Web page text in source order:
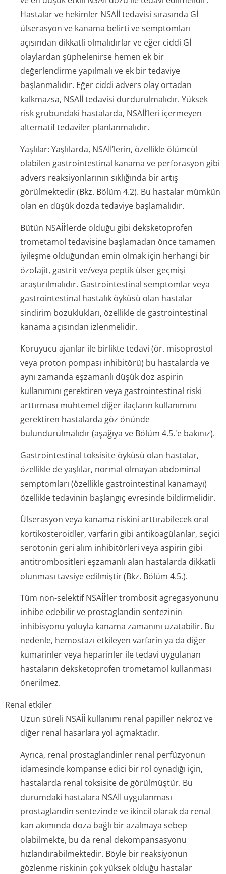
Hastalar ve hekimler NSAİİ tedavisi sırasında Gİ
ülserasyon ve kanama belirti ve semptomları
açısından dikkatli olmalıdırlar ve eğer ciddi Gİ
olaylardan şüphelenirse hemen ek bir
değerlendirme yapılmalı ve ek bir tedaviye
başlanmalıdır. Eğer ciddi advers olay ortadan
kalkmazsa, NSAİİ tedavisi durdurulmalıdır. Yüksek
risk grubundaki hastalarda, NSAİİ’leri içermeyen
alternatif tedaviler planlanmalıdır.
Yaşlılar: Yaşlılarda, NSAİİ’lerin, özellikle ölümcül
olabilen gastrointestinal kanama ve perforasyon gibi
advers reaksiyonlarının sıklığında bir artış
görülmektedir (Bkz. Bölüm 4.2). Bu hastalar mümkün
olan en düşük dozda tedaviye başlamalıdır.
Bütün NSAİİ’lerde olduğu gibi deksketoprofen
trometamol tedavisine başlamadan önce tamamen
iyileşme olduğundan emin olmak için herhangi bir
özofajit, gastrit ve/veya peptik ülser geçmişi
araştırılmalıdır. Gastrointestinal semptomlar veya
gastrointestinal hastalık öyküsü olan hastalar
sindirim bozuklukları, özellikle de gastrointestinal
kanama açısından izlenmelidir.
Koruyucu ajanlar ile birlikte tedavi (ör. misoprostol
veya proton pompası inhibitörü) bu hastalarda ve
aynı zamanda eşzamanlı düşük doz aspirin
kullanımını gerektiren veya gastrointestinal riski
arttırması muhtemel diğer ilaçların kullanımını
gerektiren hastalarda göz önünde
bulundurulmalıdır (aşağıya ve Bölüm 4.5.'e bakınız).
Gastrointestinal toksisite öyküsü olan hastalar,
özellikle de yaşlılar, normal olmayan abdominal
semptomları (özellikle gastrointestinal kanamayı)
özellikle tedavinin başlangıç evresinde bildirmelidir.
Ülserasyon veya kanama riskini arttırabilecek oral
kortikosteroidler, varfarin gibi antikoagülanlar, seçici
serotonin geri alım inhibitörleri veya aspirin gibi
antitrombositleri eşzamanlı alan hastalarda dikkatli
olunması tavsiye edilmiştir (Bkz. Bölüm 4.5.).
Tüm non-selektif NSAİİ’ler trombosit agregasyonunu
inhibe edebilir ve prostaglandin sentezinin
inhibisyonu yoluyla kanama zamanını uzatabilir. Bu
nedenle, hemostazı etkileyen varfarin ya da diğer
kumarinler veya heparinler ile tedavi uygulanan
hastaların deksketoprofen trometamol kullanması
önerilmez.
Renal etkiler
Uzun süreli NSAİİ kullanımı renal papiller nekroz ve
diğer renal hasarlara yol açmaktadır.
Ayrıca, renal prostaglandinler renal perfüzyonun
idamesinde kompanse edici bir rol oynadığı için,
hastalarda renal toksisite de görülmüştür. Bu
durumdaki hastalara NSAİİ uygulanması
prostaglandin sentezinde ve ikincil olarak da renal
kan akımında doza bağlı bir azalmaya sebep
olabilmekte, bu da renal dekompansasyonu
hızlandırabil­mektedir. Böyle bir reaksiyonun
gözlenme riskinin çok yüksek olduğu hastalar